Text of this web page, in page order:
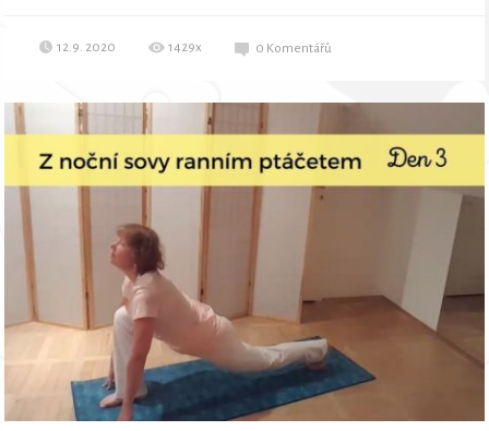
12.9. 2020 1429x 0 Komentářů